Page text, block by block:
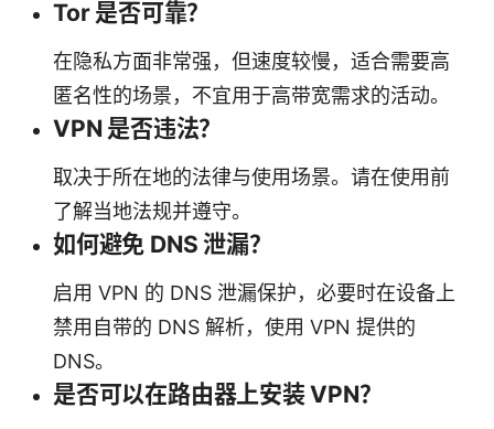
Tor 是否可靠？
在隐私方面非常强，但速度较慢，适合需要高
匿名性的场景，不宜用于高带宽需求的活动。
VPN 是否违法？
取决于所在地的法律与使用场景。请在使用前
了解当地法规并遵守。
如何避免 DNS 泄漏？
启用 VPN 的 DNS 泄漏保护，必要时在设备上
禁用自带的 DNS 解析，使用 VPN 提供的
DNS。
是否可以在路由器上安装 VPN？